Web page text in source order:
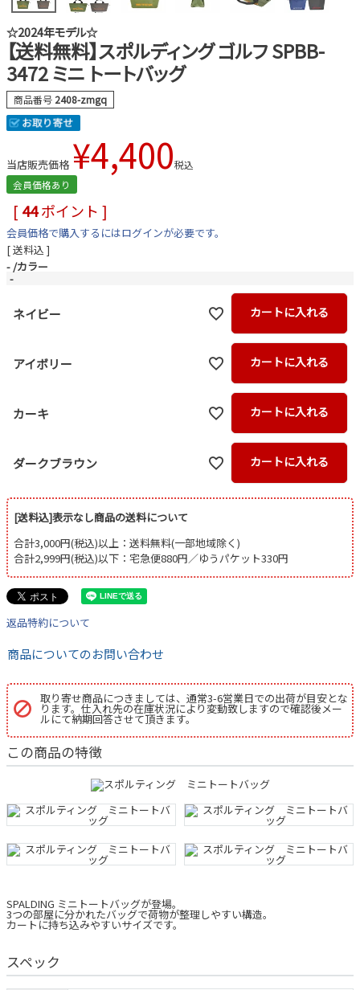
☆2024年モデル☆
【送料無料】スポルディング ゴルフ SPBB-
3472 ミニ トートバッグ
商品番号 2408-zmgq
当店販売価格 ¥4,400税込
会員価格あり
[ 44ポイント ]
会員価格で購入するにはログインが必要です。
送料込
- カラー
-
ネイビー カートに入れる
アイボリー カートに入れる
カーキ カートに入れる
ダークブラウン カートに入れる
[送料込]表示なし商品の送料について
合計3,000円(税込)以上：送料無料(一部地域除く)
合計2,999円(税込)以下：宅急便880円／ゆうパケット330円
返品特約について
商品についてのお問い合わせ
取り寄せ商品につきましては、通常3-6営業日での出荷が目安とな
ります。仕入れ先の在庫状況により変動致しますので確認後メー
ルにて納期回答させて頂きます。
この商品の特徴
SPALDING ミニトートバッグが登場。
3つの部屋に分かれたバッグで荷物が整理しやすい構造。
カートに持ち込みやすいサイズです。
スペック